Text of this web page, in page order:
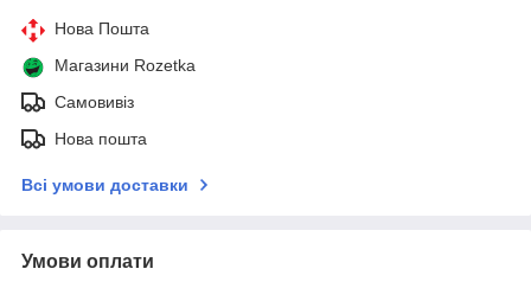
Нова Пошта
Магазини Rozetka
Самовивіз
Нова пошта
Всі умови доставки
Умови оплати